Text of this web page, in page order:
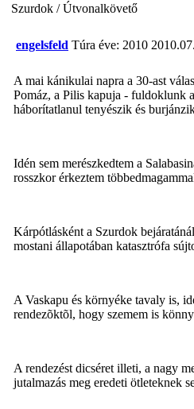
Szurdok / Útvonalkövető
engelsfeld Túra éve: 2010
A mai kánikulai napra a 30-ast
Pomáz, a Pilis kapuja - fuldoklunk
háborítatlanul tenyészik és
Idén sem merészkedtem a
rosszkor érkeztem
Kárpótlásként a Szurdok
mostani állapotában katasztrófa
A Vaskapu és környéke tavaly is,
rendezõktõl, hogy szemem is
A rendezést dicséret illeti, a nagy
jutalmazás meg eredeti ötleteknek